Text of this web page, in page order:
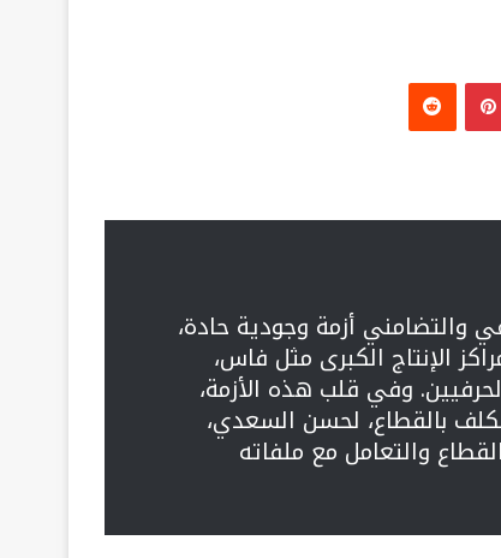
بينتيريست
والتضامني أزمة وجودية حادة،
الإنتاج الكبرى مثل فاس،
وفي قلب هذه الأزمة،
بالقطاع، لحسن السعدي،
والتعامل مع ملفاته